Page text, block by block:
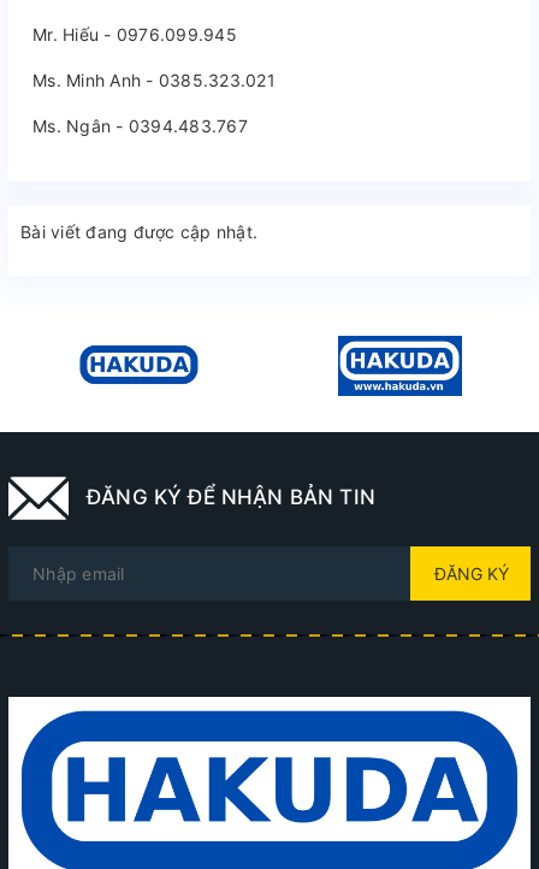
Mr. Hiếu - 0976.099.945
Ms. Minh Anh - 0385.323.021
Ms. Ngân - 0394.483.767
Bài viết đang được cập nhật.
ĐĂNG KÝ ĐỂ NHẬN BẢN TIN
ĐĂNG KÝ